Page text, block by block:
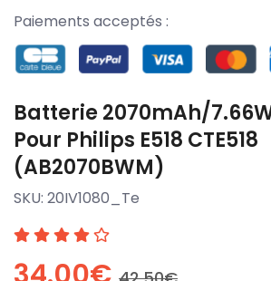
Paiements acceptés :
Batterie 2070mAh/
Pour Philips E518 CTE518
(AB2070BWM)
SKU: 20IV1080_Te